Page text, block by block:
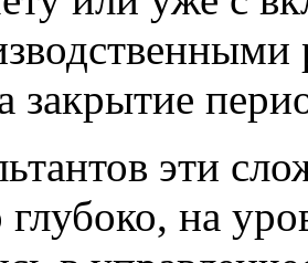
закрытие
эти
глубоко, на